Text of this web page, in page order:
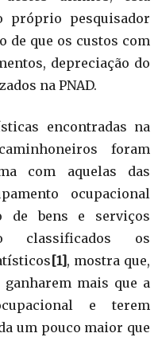
próprio pesquisador
de que os custos com
depreciação do
na PNAD.
encontradas na
foram
com aquelas das
ocupacional
de bens e serviços
classificados os
[1] , mostra que,
mais que a
e terem
um pouco maior que